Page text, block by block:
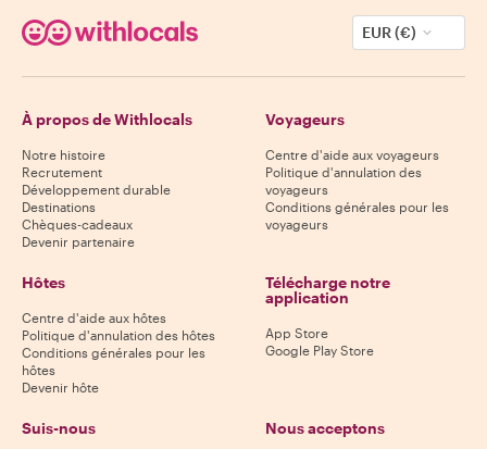
EUR (€)
À propos de Withlocals
Notre histoire
Recrutement
Développement durable
Destinations
Chèques-cadeaux
Devenir partenaire
Voyageurs
Centre d'aide aux voyageurs
Politique d'annulation des
voyageurs
Conditions générales pour les
voyageurs
Hôtes
Centre d'aide aux hôtes
Politique d'annulation des hôtes
Conditions générales pour les
hôtes
Devenir hôte
Télécharge notre
application
App Store
Google Play Store
Suis-nous Nous acceptons